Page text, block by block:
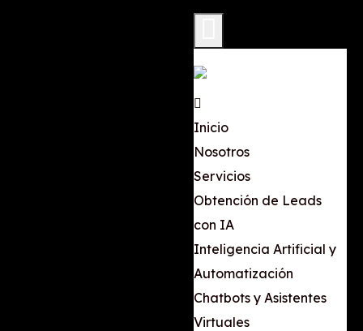
Inicio
Nosotros
Servicios
Obtención de Leads
con IA
Inteligencia Artificial y
Automatización
Chatbots y Asistentes
Virtuales